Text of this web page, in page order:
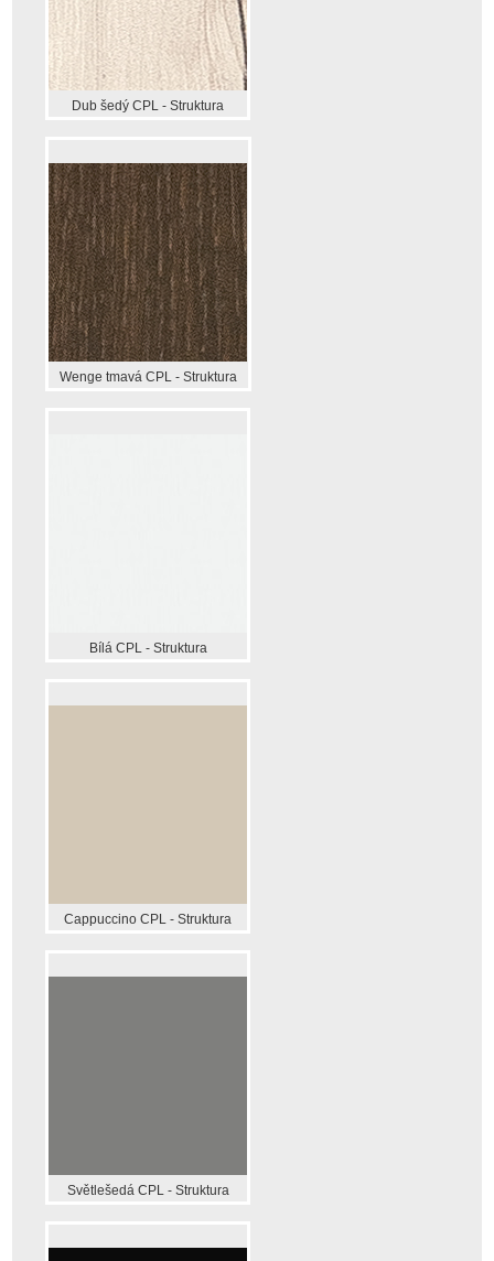
Dub šedý CPL - Struktura
Wenge tmavá CPL - Struktura
Bílá CPL - Struktura
Cappuccino CPL - Struktura
Světlešedá CPL - Struktura